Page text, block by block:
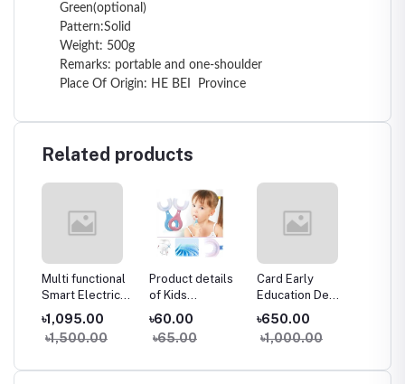
Green(optional)
Pattern:Solid
Weight: 500g
Remarks: portable and one-shoulder
Place Of Origin: HE BEI Province
Related products
Multi functional
Smart Electric
Grinder Machine
৳1,095.00
৳1,500.00
Product details
of Kids
Toothbrush U-
Shape Infant
with Handle
৳60.00
৳65.00
Card Early
Education De
Vice (Card Early
Education
Machine Words
৳650.00
৳1,000.00